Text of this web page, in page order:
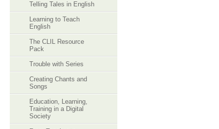
Telling Tales in English
Learning to Teach
English
The CLIL Resource
Pack
Trouble with Series
Creating Chants and
Songs
Education, Learning,
Training in a Digital
Society